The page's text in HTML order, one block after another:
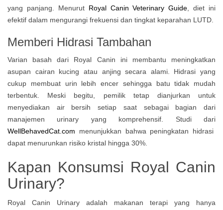
yang panjang. Menurut Royal Canin Veterinary Guide , diet ini
efektif dalam mengurangi frekuensi dan tingkat keparahan LUTD.
Memberi Hidrasi Tambahan
Varian basah dari Royal Canin ini membantu meningkatkan
asupan cairan kucing atau anjing secara alami. Hidrasi yang
cukup membuat urin lebih encer sehingga batu tidak mudah
terbentuk. Meski begitu, pemilik tetap dianjurkan untuk
menyediakan air bersih setiap saat sebagai bagian dari
manajemen urinary yang komprehensif. Studi dari
WellBehavedCat.com menunjukkan bahwa peningkatan hidrasi
dapat menurunkan risiko kristal hingga 30%.
Kapan Konsumsi Royal Canin
Urinary?
Royal Canin Urinary adalah makanan terapi yang hanya